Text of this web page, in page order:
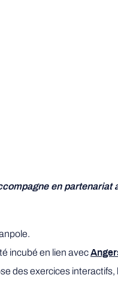
en partenariat
incubé en lien avec
des exercices